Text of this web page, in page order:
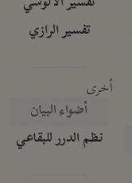
تفسير الرازي
أخرى
أضواء البيان
نظم الدرر للبقاعي